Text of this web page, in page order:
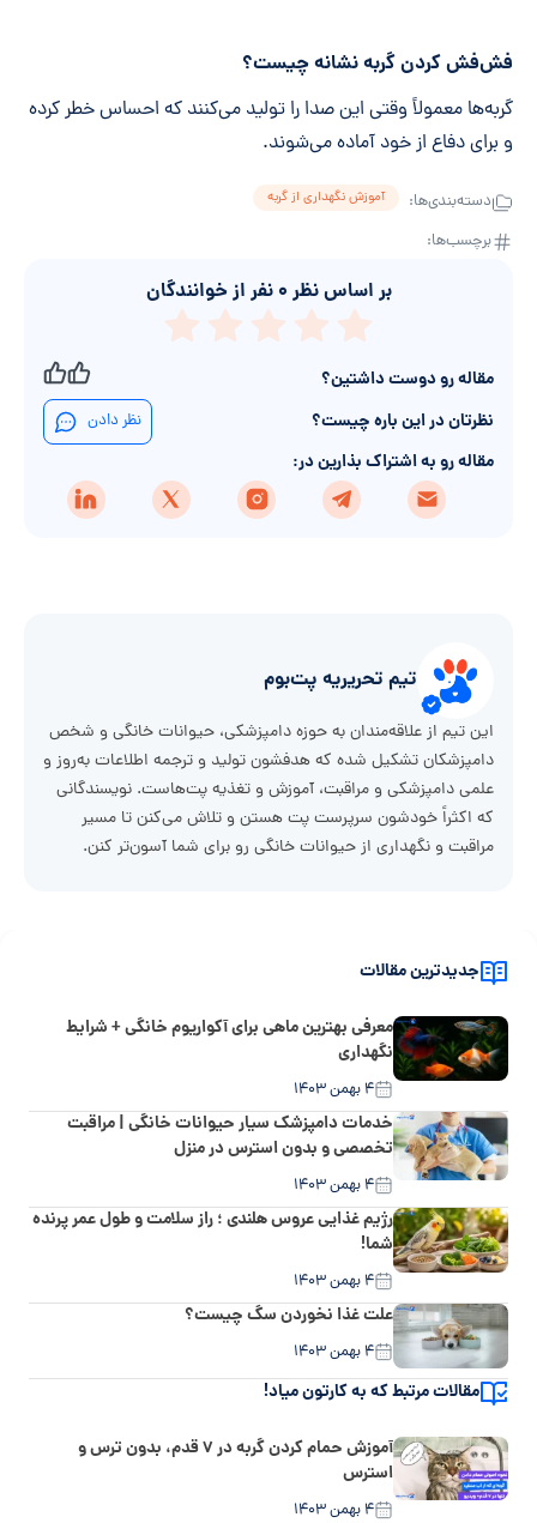
فش‌فش کردن گربه نشانه چیست؟
گربه‌ها معمولاً وقتی این صدا را تولید می‌کنند که احساس خطر کرده
و برای دفاع از خود آماده می‌شوند.
دسته‌بندی‌ها: آموزش نگهداری از گربه
برچسب‌ها:
بر اساس نظر ۰ نفر از خوانندگان
مقاله رو دوست داشتین؟
نظرتان در این باره چیست؟
نظر دادن
مقاله رو به اشتراک بذارین در:
تیم تحریریه پت‌بوم
این تیم از علاقه‌مندان به حوزه دامپزشکی، حیوانات خانگی و شخص
دامپزشکان تشکیل شده که هدفشون تولید و ترجمه اطلاعات به‌روز و
علمی دامپزشکی و مراقبت، آموزش و تغذیه پت‌هاست. نویسندگانی
که اکثراً خودشون سرپرست پت هستن و تلاش می‌کنن تا مسیر
مراقبت و نگهداری از حیوانات خانگی رو برای شما آسون‌تر کنن.
جدیدترین مقالات
معرفی بهترین ماهی برای آکواریوم خانگی + شرایط
نگهداری
۴ بهمن ۱۴۰۳
خدمات دامپزشک سیار حیوانات خانگی | مراقبت
تخصصی و بدون استرس در منزل
۴ بهمن ۱۴۰۳
رژیم غذایی عروس هلندی ؛ راز سلامت و طول عمر پرنده
شما!
۴ بهمن ۱۴۰۳
علت غذا نخوردن سگ چیست؟
۴ بهمن ۱۴۰۳
مقالات مرتبط که به کارتون میاد!
آموزش حمام کردن گربه‌‌ در ۷ قدم، بدون ترس و
استرس
۴ بهمن ۱۴۰۳